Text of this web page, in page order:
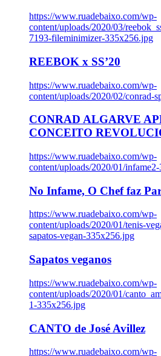
https://www.ruadebaixo.com/wp-
content/uploads/2020/03/
7193-fileminimizer-335x256.jpg
REEBOK x SS’20
https://www.ruadebaixo.com/wp-
content/uploads/2020/02/conrad-
CONRAD ALGARVE
CONCEITO
https://www.ruadebaixo.com/wp-
content/uploads/2020/01/
No Infame, O Chef faz
https://www.ruadebaixo.com/wp-
content/uploads/2020/01/tenis-
sapatos-vegan-335x256.jpg
Sapatos veganos
https://www.ruadebaixo.com/wp-
content/uploads/2020/01/
1-335x256.jpg
CANTO de José Avillez
https://www.ruadebaixo.com/wp-